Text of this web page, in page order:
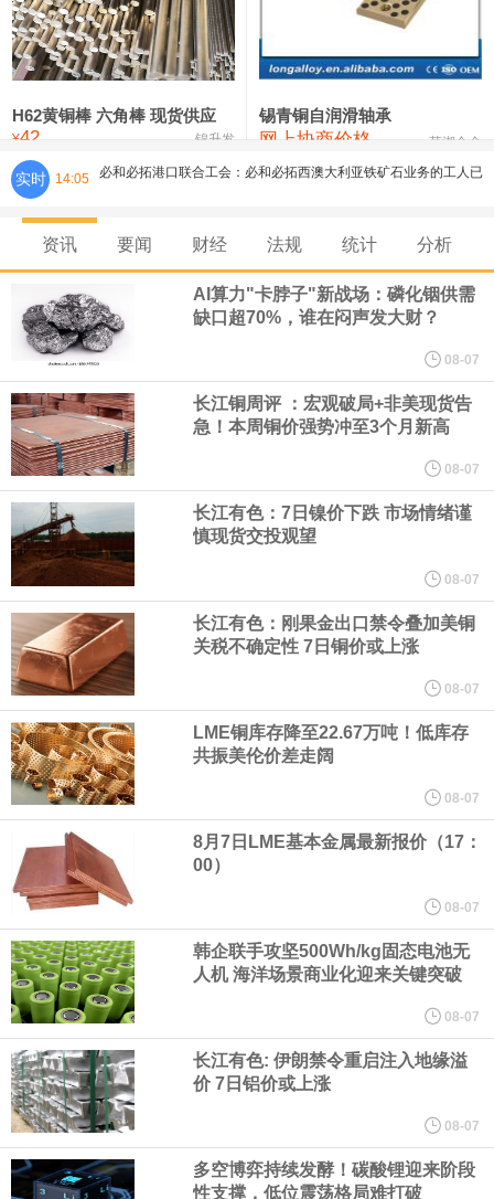
铸造铝合金锭(ZLD104) 24,300—24,500 24,400
压铸锌合金锭 26,500—26,700
氯化镍 38,300—40,300 39,300 0
H62黄铜棒 六角棒 现货供应
¥42 锦升发
锡青铜自润滑轴承
网上协商价格 芜湖合金
实时 14:05
必和必拓港口联合工会：必和必拓西澳大利亚铁矿石业务的工人已
8月7日，宇树科技董事长王兴兴网上路演时表示，报告期内，公司
研发费用金额分别为4,995.18万元、7,001.70万元、14,496.56万
元，最近3年复合增长率达70.36%，呈快速增长趋势，并形成多项
核心技术和知识产权。截至2026年1月31日，公司拥有262项专利权
（含境内发明专利20项）。
纽约期银日内涨4%，现报64.08美元/盎司。
宇树科技董事长、总经理兼首席技术官王兴兴在网上路演时表示，
经过多年研发创新和技术积累，公司逐步形成了包括一体化关节集
成技术、高紧凑度机器人身体集成技术、机器人激光雷达全自研核
心技术等多项已商业化应用的核心技术并已应用于公司的高性能通
用人形机器人、四足机器人等产品。
美国总统特朗普6日否认他对国防部长赫格塞思不满，称对赫格塞思
所做的工作“非常满意”。特朗普在社交媒体上发帖称，一些媒体有关
他与赫格塞思就弹药短缺问题发生冲突的报道是“完全没有根据的谣
言”，他对赫格塞思所做的工作“非常满意”。
纽约期银突破64美元/盎司，日内涨3.91%。
据报道，威刚近日在法说会上表示，在需求增加、价格走高及货源
稳定的三大有利因素带动下，预期第3季度营运将优于第2季度，并
资讯 要闻 财经 法规 统计 分析
AI算力"卡脖子"新战场：磷化铟供需
缺口超70%，谁在闷声发大财？
08-07
长江铜周评 ：宏观破局+非美现货告
急！本周铜价强势冲至3个月新高
08-07
长江有色：7日镍价下跌 市场情绪谨
慎现货交投观望
08-07
长江有色：刚果金出口禁令叠加美铜
关税不确定性 7日铜价或上涨
08-07
LME铜库存降至22.67万吨！低库存
共振美伦价差走阔
08-07
8月7日LME基本金属最新报价（17：
00）
08-07
韩企联手攻坚500Wh/kg固态电池无
人机 海洋场景商业化迎来关键突破
08-07
长江有色: 伊朗禁令重启注入地缘溢
价 7日铝价或上涨
08-07
多空博弈持续发酵！碳酸锂迎来阶段
性支撑，低位震荡格局难打破